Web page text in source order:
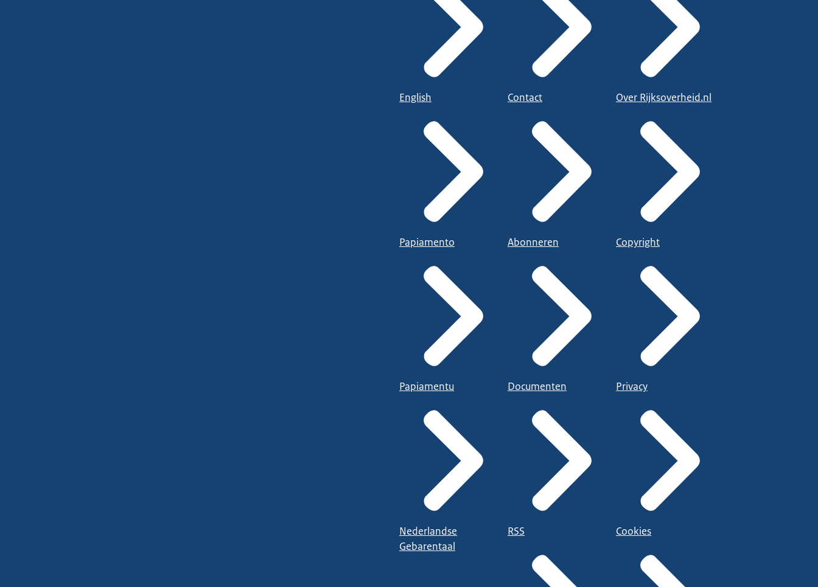
English
Papiamento
Papiamentu
Nederlandse
Gebarentaal
Contact
Abonneren
Documenten
RSS
Over Rijksoverheid.nl
Copyright
Privacy
Cookies